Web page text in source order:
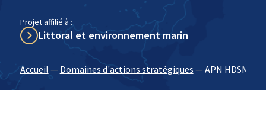
Projet affilié à :
Littoral et environnement marin
Accueil — Domaines d'actions stratégiques —APN HDSM-